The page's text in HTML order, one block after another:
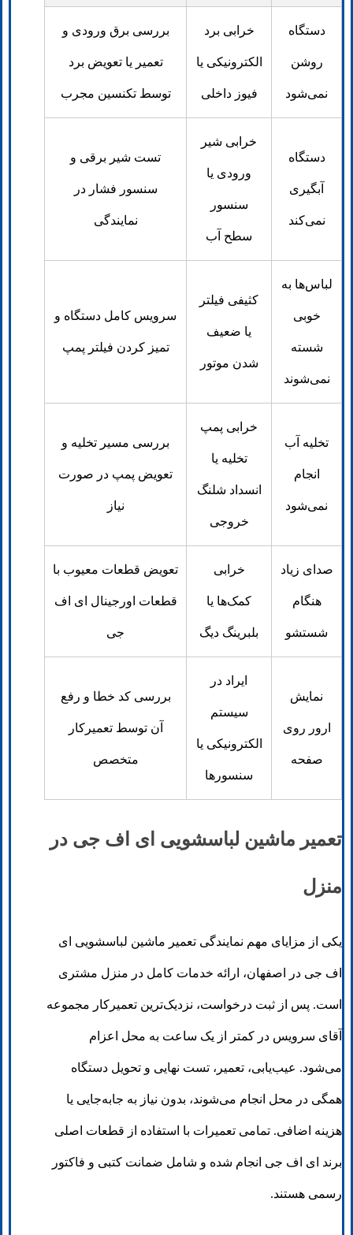
دستگاه
روشن
نمی‌شود
خرابی برد
الکترونیکی یا
فیوز داخلی
بررسی برق ورودی و
تعمیر یا تعویض برد
توسط تکنسین مجرب
دستگاه
آبگیری
نمی‌کند
خرابی شیر
ورودی یا
سنسور
سطح آب
تست شیر برقی و
سنسور فشار در
نمایندگی
لباس‌ها به
خوبی
شسته
نمی‌شوند
کثیفی فیلتر
یا ضعیف
شدن موتور
سرویس کامل دستگاه و
تمیز کردن فیلتر پمپ
تخلیه آب
انجام
نمی‌شود
خرابی پمپ
تخلیه یا
انسداد شلنگ
خروجی
بررسی مسیر تخلیه و
تعویض پمپ در صورت
نیاز
صدای زیاد
هنگام
شستشو
خرابی
کمک‌ها یا
بلبرینگ دیگ
تعویض قطعات معیوب با
قطعات اورجینال ای اف
جی
نمایش
ارور روی
صفحه
ایراد در
سیستم
الکترونیکی یا
سنسورها
بررسی کد خطا و رفع
آن توسط تعمیرکار
متخصص
تعمیر ماشین لباسشویی ای اف جی در
منزل
یکی از مزایای مهم نمایندگی تعمیر ماشین لباسشویی ای
اف جی در اصفهان، ارائه خدمات کامل در منزل مشتری
است. پس از ثبت درخواست، نزدیک‌ترین تعمیرکار مجموعه
آقای سرویس در کمتر از یک ساعت به محل اعزام
می‌شود. عیب‌یابی، تعمیر، تست نهایی و تحویل دستگاه
همگی در محل انجام می‌شوند، بدون نیاز به جابه‌جایی یا
هزینه اضافی. تمامی تعمیرات با استفاده از قطعات اصلی
برند ای اف جی انجام شده و شامل ضمانت کتبی و فاکتور
رسمی هستند.